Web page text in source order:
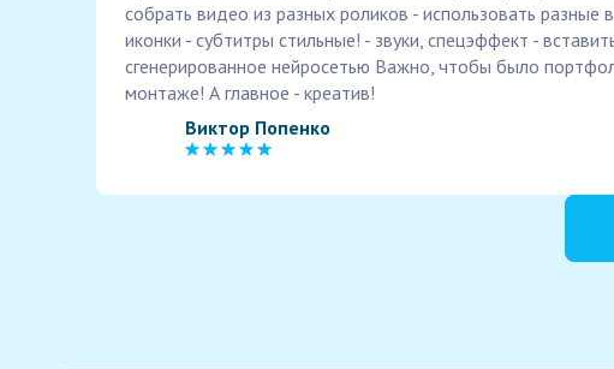
собрать видео из разных роликов - использовать разные
иконки - субтитры стильные! - звуки, спецэффект -
сгенерированное нейросетью Важно, чтобы было
монтаже! А главное - креатив!
Виктор Попенко